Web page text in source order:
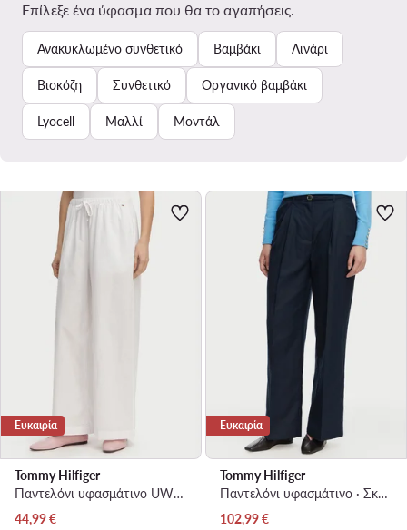
Επίλεξε ένα ύφασμα που θα το αγαπήσεις.
Ανακυκλωμένο συνθετικό Βαμβάκι Λινάρι
Βισκόζη Συνθετικό Οργανικό βαμβάκι
Lyocell Μαλλί Μοντάλ
Ευκαιρία
Tommy Hilfiger
Παντελόνι υφασμάτινο UW0UW06431 Λευκό
Τρέχουσα τιμή
44,99€
Ευκαιρία
Tommy Hilfiger
Παντελόνι υφασμάτινο · Σκούρο μπλε · Regular Fit
Τρέχουσα τιμή
102,99€